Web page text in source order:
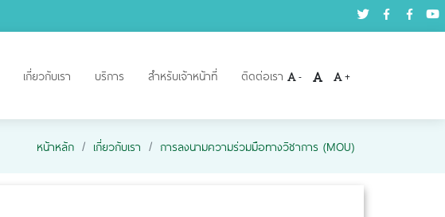
เกี่ยวกับเรา บริการ สำหรับเจ้าหน้าที่ ติดต่อเรา - +
หน้าหลัก เกี่ยวกับเรา การลงนามความร่วมมือทางวิชาการ (MOU)